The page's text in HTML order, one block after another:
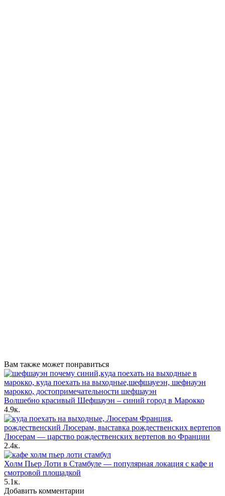
Вам также может понравиться
Волшебно красивый Шефшауэн – синий город в Марокко
4.9к.
Люсерам — царство рождественских вертепов во Франции
2.4к.
Холм Пьер Лоти в Стамбуле — популярная локация с кафе и
смотровой площадкой
5.1к.
Добавить комментарии